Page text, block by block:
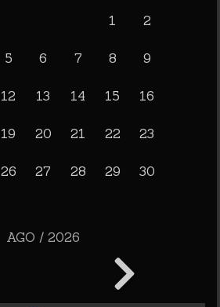
1 2
5 6 7 8 9
12 13 14 15 16
19 20 21 22 23
26 27 28 29 30
AGO / 2026